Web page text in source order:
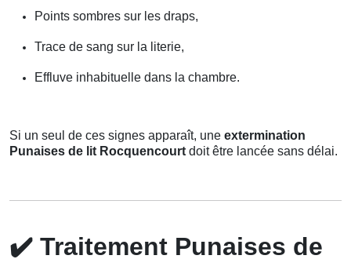
Points sombres sur les draps,
Trace de sang sur la literie,
Effluve inhabituelle dans la chambre.
Si un seul de ces signes apparaît, une extermination
Punaises de lit Rocquencourtdoit être lancée sans délai.
✔️ Traitement Punaises de